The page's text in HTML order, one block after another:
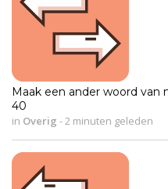
Maak een ander woord van
40
in Overig - 2 minuten geleden